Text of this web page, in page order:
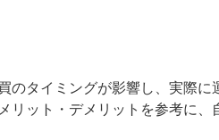
タイミングが影響し、実際
ット・デメリットを参考に